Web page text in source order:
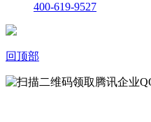
400-619-9527
回顶部